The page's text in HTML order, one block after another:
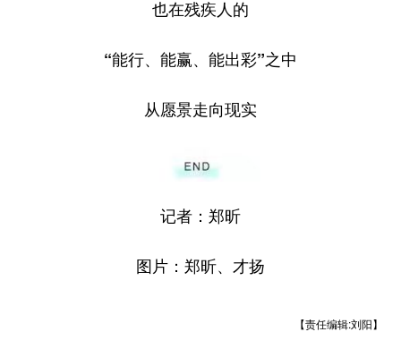
也在残疾人的
“能行、能赢、能出彩”之中
从愿景走向现实
记者：郑昕
图片：郑昕、才扬
【责任编辑:刘阳】